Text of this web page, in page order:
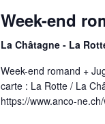
Week-end
La Châtagne - La
Week-end romand +
carte : La Rotte / La
https://www.anco-